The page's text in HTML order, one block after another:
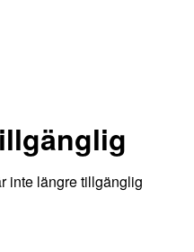
inte längre tillgänglig